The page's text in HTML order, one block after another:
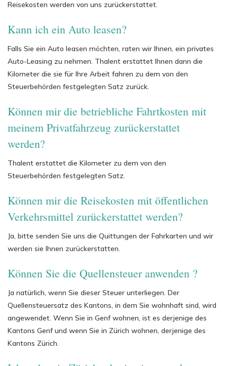
Reisekosten werden von uns zurückerstattet.
Kann ich ein Auto leasen?
Falls Sie ein Auto leasen möchten, raten wir Ihnen, ein privates
Auto-Leasing zu nehmen. Thalent erstattet Ihnen dann die
Kilometer die sie für Ihre Arbeit fahren zu dem von den
Steuerbehörden festgelegten Satz zurück.
Können mir die betriebliche Fahrtkosten mit
meinem Privatfahrzeug zurückerstattet
werden?
Thalent erstattet die Kilometer zu dem von den
Steuerbehörden festgelegten Satz.
Können mir die Reisekosten mit öffentlichen
Verkehrsmittel zurückerstattet werden?
Ja, bitte senden Sie uns die Quittungen der Fahrkarten und wir
werden sie Ihnen zurückerstatten.
Können Sie die Quellensteuer anwenden ?
Ja natürlich, wenn Sie dieser Steuer unterliegen. Der
Quellensteuersatz des Kantons, in dem Sie wohnhaft sind, wird
angewendet. Wenn Sie in Genf wohnen, ist es derjenige des
Kantons Genf und wenn Sie in Zürich wohnen, derjenige des
Kantons Zürich.